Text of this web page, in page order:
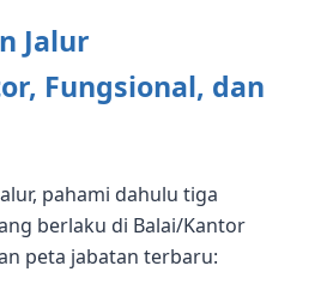
Jalur
Fungsional, dan
pahami dahulu tiga
berlaku di Balai/Kantor
peta jabatan terbaru: